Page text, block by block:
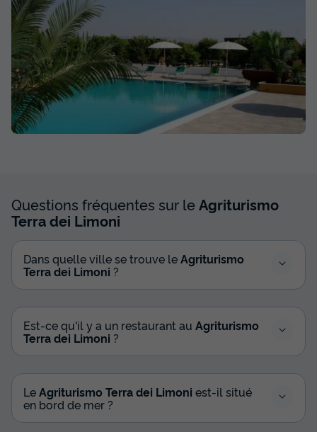
Questions fréquentes sur leAgriturismo
Terra dei Limoni
Dans quelle ville se trouve leAgriturismo
Terra dei Limoni ?
Est-ce qu'il y a un restaurant au Agriturismo
Terra dei Limoni ?
LeAgriturismo Terra dei Limoni est-il situé
en bord de mer ?